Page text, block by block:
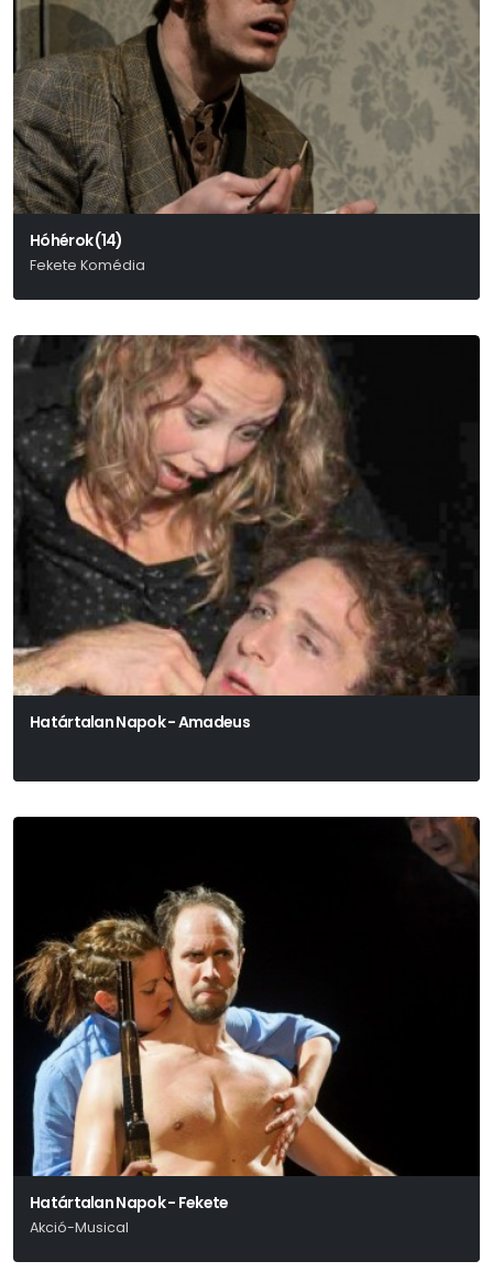
Hóhérok (14)
Fekete Komédia
Határtalan Napok - Amadeus
Határtalan Napok - Fekete
Akció-Musical